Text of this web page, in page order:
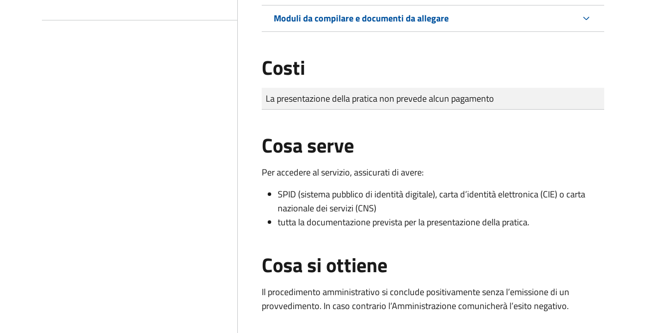
Moduli da compilare e documenti da allegare
Costi
Tipo di pagamento
Importo
La presentazione della pratica non prevede alcun pagamento
Cosa serve
Per accedere al servizio, assicurati di avere:
SPID (sistema pubblico di identità digitale), carta d’identità elettronica (CIE) o carta
nazionale dei servizi (CNS)
tutta la documentazione prevista per la presentazione della pratica.
Cosa si ottiene
Il procedimento amministrativo si conclude positivamente senza l’emissione di un
provvedimento. In caso contrario l’Amministrazione comunicherà l’esito negativo.